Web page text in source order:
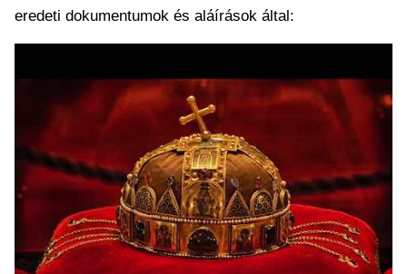
eredeti dokumentumok és aláírások által: